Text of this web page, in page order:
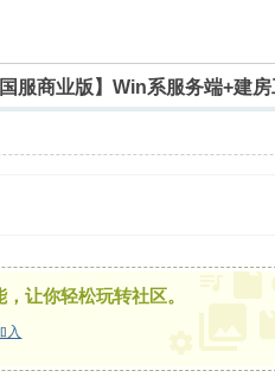
服商业版】Win系服务端+建
让你轻松玩转社区。
入